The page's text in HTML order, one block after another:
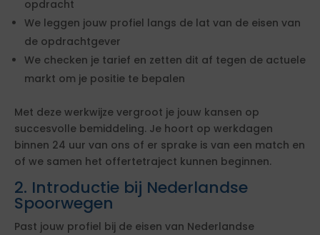
opdracht
We leggen jouw profiel langs de lat van de eisen van
de opdrachtgever
We checken je tarief en zetten dit af tegen de actuele
markt om je positie te bepalen
Met deze werkwijze vergroot je jouw kansen op
succesvolle bemiddeling. Je hoort op werkdagen
binnen 24 uur van ons of er sprake is van een match en
of we samen het offertetraject kunnen beginnen.
2. Introductie bij Nederlandse
Spoorwegen
Past jouw profiel bij de eisen van Nederlandse